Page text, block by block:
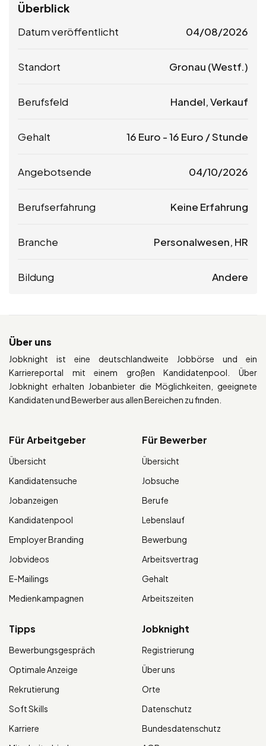
Überblick
Datum veröffentlicht 04/08/2026
Standort Gronau (Westf.)
Berufsfeld Handel, Verkauf
Gehalt 16 Euro -16 Euro / Stunde
Angebotsende 04/10/2026
Berufserfahrung Keine Erfahrung
Branche Personalwesen, HR
Bildung Andere
Über uns
Jobknight ist eine deutschlandweite Jobbörse und ein
Karriereportal mit einem großen Kandidatenpool. Über
Jobknight erhalten Jobanbieter die Möglichkeiten, geeignete
Kandidaten und Bewerber aus allen Bereichen zu finden.
Für Arbeitgeber
Übersicht
Kandidatensuche
Jobanzeigen
Kandidatenpool
Employer Branding
Jobvideos
E-Mailings
Medienkampagnen
Für Bewerber
Übersicht
Jobsuche
Berufe
Lebenslauf
Bewerbung
Arbeitsvertrag
Gehalt
Arbeitszeiten
Tipps
Bewerbungsgespräch
Optimale Anzeige
Rekrutierung
Soft Skills
Karriere
Jobknight
Registrierung
Über uns
Orte
Datenschutz
Bundesdatenschutz